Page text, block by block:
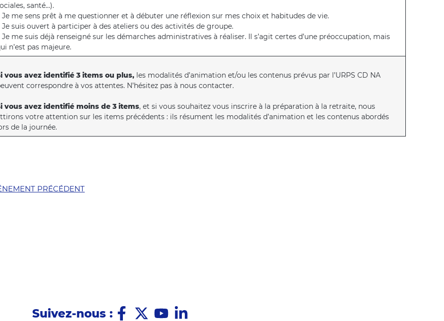
santé…).
Je me sens prêt à me questionner et à débuter une réflexion sur mes choix et habitudes de vie.
Je suis ouvert à participer à des ateliers ou des activités de groupe.
Je me suis déjà renseigné sur les démarches administratives à réaliser. Il s’agit certes d’une préoccupation, mais
n’est pas majeure.
vous avez identifié 3 items ou plus, les modalités d’animation et/ou les contenus prévus par l’URPS CD NA
correspondre à vos attentes. N’hésitez pas à nous contacter.
vous avez identifié moins de 3 items, et si vous souhaitez vous inscrire à la préparation à la retraite, nous
votre attention sur les items précédents : ils résument les modalités d’animation et les contenus abordés
de la journée.
PRÉCÉDENT
Suivez-nous :